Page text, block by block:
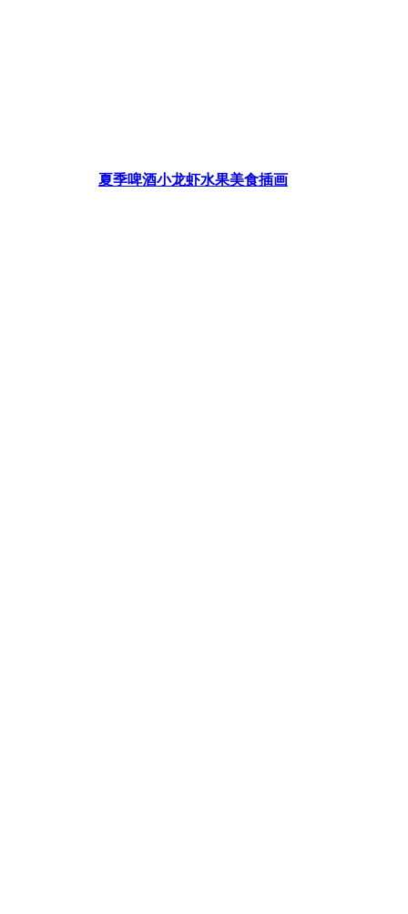
夏季啤酒小龙虾水果美食插画